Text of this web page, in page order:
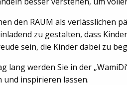
den RAUM als verlässlichen
zu gestalten, dass
sein, die Kinder dabei zu
lang werden Sie in der
und inspirieren lassen.